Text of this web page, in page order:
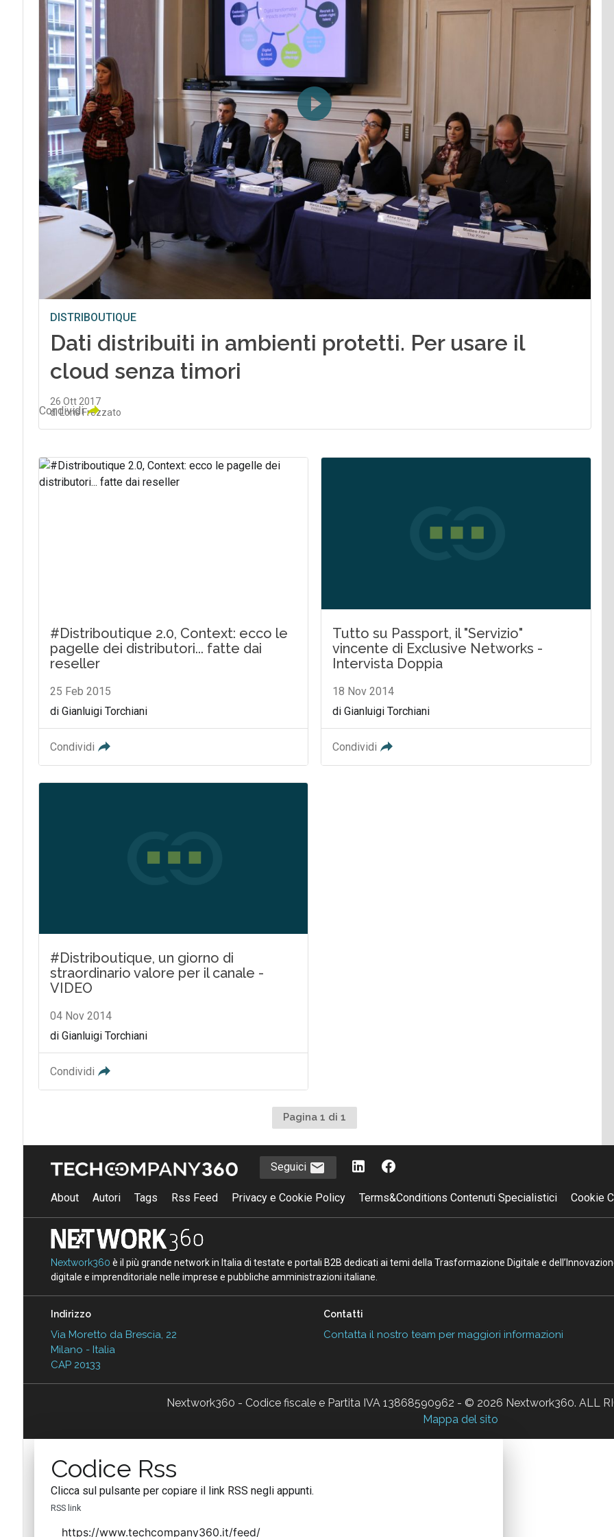
DISTRIBOUTIQUE
Dati distribuiti in ambienti protetti. Per usare il
cloud senza timori
26 Ott 2017
di Loris Frezzato
Condividi
#Distriboutique 2.0, Context: ecco le
pagelle dei distributori... fatte dai
reseller
25 Feb 2015
di Gianluigi Torchiani
Condividi
Tutto su Passport, il "Servizio"
vincente di Exclusive Networks -
Intervista Doppia
18 Nov 2014
di Gianluigi Torchiani
Condividi
#Distriboutique, un giorno di
straordinario valore per il canale -
VIDEO
04 Nov 2014
di Gianluigi Torchiani
Condividi
Pagina 1 di 1
Seguici
About Autori Tags Rss Feed Privacy e Cookie Policy Terms&Conditions Contenuti Specialistici Cookie
Nextwork360 è il più grande network in Italia di testate e portali B2B dedicati ai temi della Trasformazione Digitale e
digitale e imprenditoriale nelle imprese e pubbliche amministrazioni italiane.
Indirizzo
Via Moretto da Brescia, 22
Milano - Italia
CAP 20133
Contatti
Contatta il nostro team per maggiori informazioni
Nextwork360 - Codice fiscale e Partita IVA 13868590962 - © 2026 Nextwork360. ALL
Mappa del sito
Codice Rss
Clicca sul pulsante per copiare il link RSS negli appunti.
RSS link